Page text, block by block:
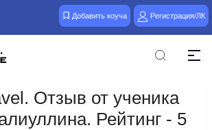
Добавить коуча Регистрация/ЛК
Отзыв от ученика
Рейтинг - 5